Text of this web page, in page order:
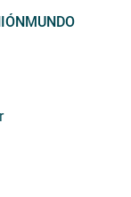
MUNDO